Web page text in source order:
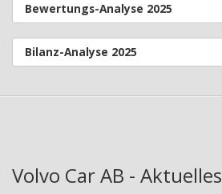
Bewertungs-Analyse 2025
Bilanz-Analyse 2025
Volvo Car AB - Aktuelles